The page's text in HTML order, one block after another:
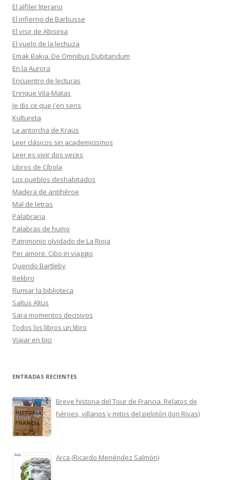
El alfiler literario
El infierno de Barbusse
El visir de Abisinia
El vuelo de la lechuza
Emak Bakia. De Omnibus Dubitandum
En la Aurora
Encuentro de lecturas
Enrique Vila-Matas
Je dis ce que j'en sens
Kultureta
La antorcha de Kraus
Leer clásicos sin academicismos
Leer es vivir dos veces
Libros de Cíbola
Los pueblos deshabitados
Madera de antihéroe
Mal de letras
Palabraria
Palabras de humo
Patrimonio olvidado de La Rioja
Per amore. Cibo in viaggio
Querido Bartleby
Relibro
Rumiar la biblioteca
Saltus Altus
Sara momentos decisivos
Todos los libros un libro
Viajar en bici
ENTRADAS RECIENTES
Breve historia del Tour de Francia. Relatos de
héroes, villanos y mitos del pelotón (Jon Rivas)
Arca (Ricardo Menéndez Salmón)